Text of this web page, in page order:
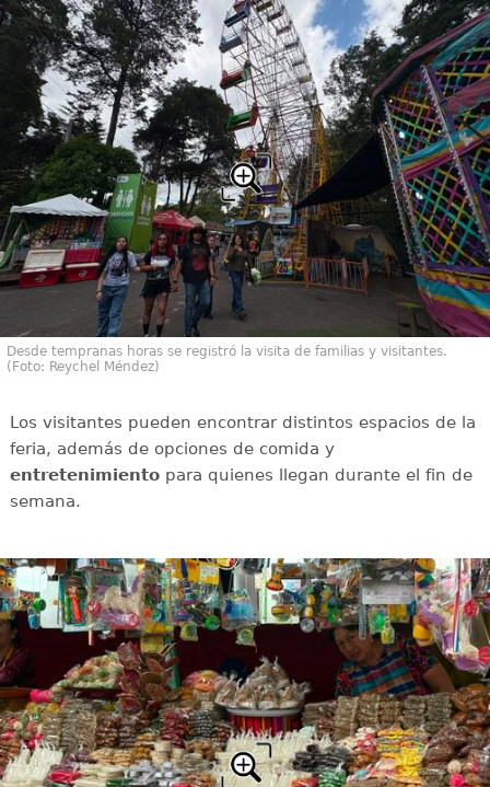
Desde tempranas horas se registró la visita de familias y visitantes.
(Foto: Reychel Méndez)
Los visitantes pueden encontrar distintos espacios de la
feria, además de opciones de comida y
entretenimientopara quienes llegan durante el fin de
semana.